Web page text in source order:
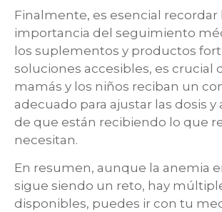
Finalmente, es esencial recordar
importancia del seguimiento
los suplementos y productos
soluciones accesibles, es crucial
mamás y los niños reciban un
adecuado para ajustar las dosis y
de que están recibiendo lo que
necesitan.
En resumen, aunque la anemia
sigue siendo un reto, hay
disponibles, puedes ir con tu